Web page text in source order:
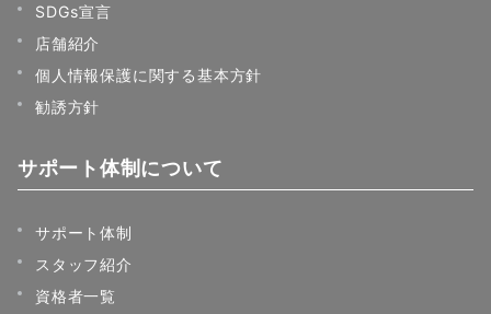
SDGs宣言
店舗紹介
個人情報保護に関する基本方針
勧誘方針
サポート体制について
サポート体制
スタッフ紹介
資格者一覧